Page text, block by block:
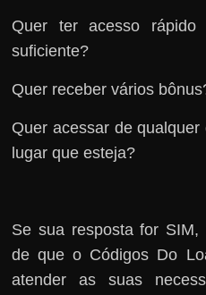
Quer ter acesso
suficiente?
Quer receber vários
Quer acessar de
lugar que esteja?
Se sua resposta for
de que o Códigos Do
atender as suas